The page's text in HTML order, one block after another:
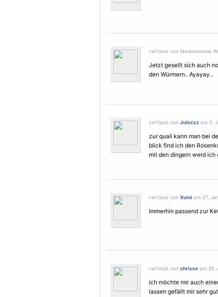
verfasst von Mademoiselle
Jetzt gesellt sich auch
den Würmern.. Ayayay..
verfasst von Julezzz am 5.
zur quali kann man bei
blick find ich den
mit den dingern werd
verfasst von Xumi am 27.
Immerhin passend zur
verfasst von chrisse am 25.
ich möchte mir auch
lassen gefällt mir sehr